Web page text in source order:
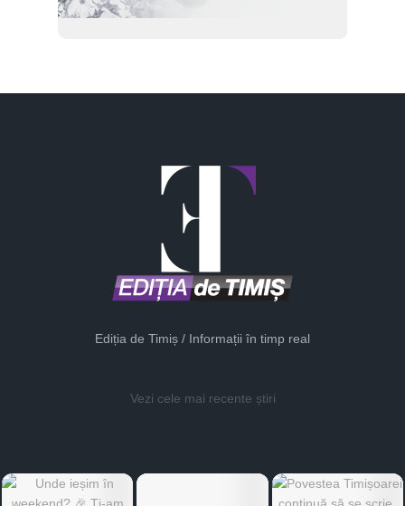
Ediția de Timiș / Informații în timp real
Vezi cele mai recente știri